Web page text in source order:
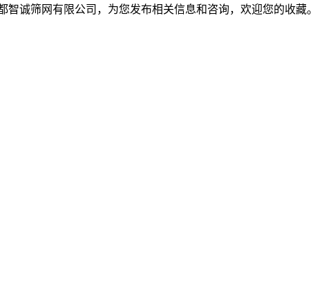
智诚筛网有限公司，为您发布相关信息和咨询，欢迎您的收藏。